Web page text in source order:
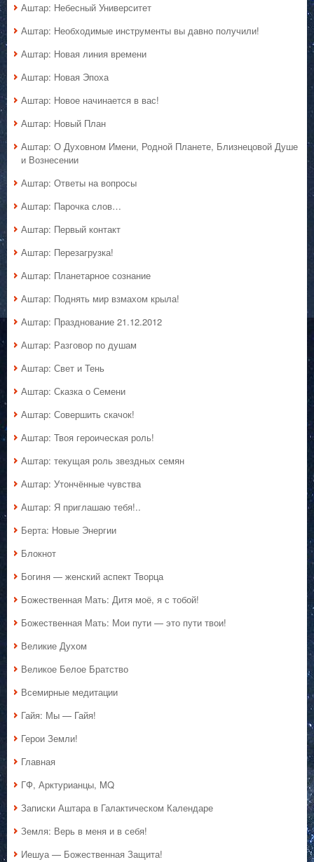
Аштар: Небесный Университет
Аштар: Необходимые инструменты вы давно получили!
Аштар: Новая линия времени
Аштар: Новая Эпоха
Аштар: Новое начинается в вас!
Аштар: Новый План
Аштар: О Духовном Имени, Родной Планете, Близнецовой Душе
и Вознесении
Аштар: Ответы на вопросы
Аштар: Парочка слов…
Аштар: Первый контакт
Аштар: Перезагрузка!
Аштар: Планетарное сознание
Аштар: Поднять мир взмахом крыла!
Аштар: Празднование 21.12.2012
Аштар: Разговор по душам
Аштар: Свет и Тень
Аштар: Сказка о Семени
Аштар: Совершить скачок!
Аштар: Твоя героическая роль!
Аштар: текущая роль звездных семян
Аштар: Утончённые чувства
Аштар: Я приглашаю тебя!..
Берта: Новые Энергии
Блокнот
Богиня — женский аспект Творца
Божественная Мать: Дитя моё, я с тобой!
Божественная Мать: Мои пути — это пути твои!
Великие Духом
Великое Белое Братство
Всемирные медитации
Гайя: Мы — Гайя!
Герои Земли!
Главная
ГФ, Арктурианцы, MQ
Записки Аштара в Галактическом Календаре
Земля: Верь в меня и в себя!
Иешуа — Божественная Защита!